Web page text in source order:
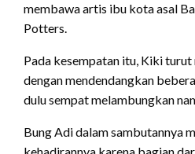
membawa artis ibu kota asal
Potters.
Pada kesempatan itu, Kiki
dengan mendendangkan
dulu sempat melambungkan
Bung Adi dalam sambutannya